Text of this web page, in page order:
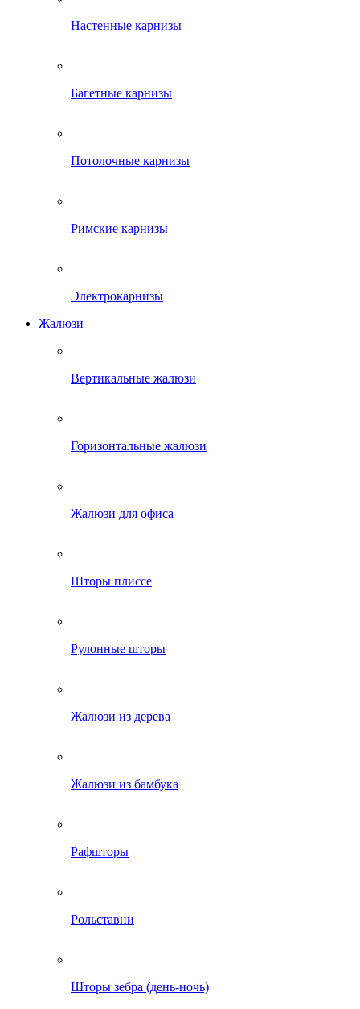
Настенные карнизы
Багетные карнизы
Потолочные карнизы
Римские карнизы
Электрокарнизы
Жалюзи
Вертикальные жалюзи
Горизонтальные жалюзи
Жалюзи для офиса
Шторы плиссе
Рулонные шторы
Жалюзи из дерева
Жалюзи из бамбука
Рафшторы
Рольставни
Шторы зебра (день-ночь)